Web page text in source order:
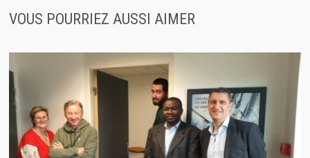
VOUS POURRIEZ AUSSI AIMER